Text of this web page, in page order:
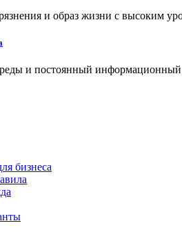
и образ жизни с высоким
и постоянный
бизнеса